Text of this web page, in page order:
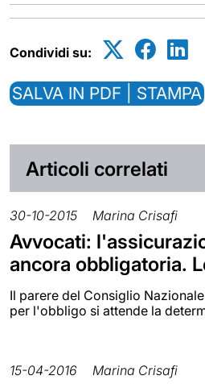
Condividi su:
SALVA IN PDF | STAMPA
Articoli correlati
30-10-2015 Marina Crisafi
Avvocati:
ancora obbligatoria.
Il parere del Consiglio
per l'obbligo si attende la
15-04-2016 Marina Crisafi